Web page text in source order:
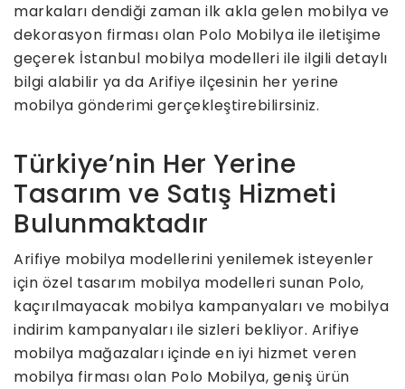
markaları dendiği zaman ilk akla gelen mobilya ve
dekorasyon firması olan Polo Mobilya ile iletişime
geçerek İstanbul mobilya modelleri ile ilgili detaylı
bilgi alabilir ya da Arifiye ilçesinin her yerine
mobilya gönderimi gerçekleştirebilirsiniz.
Türkiye’nin Her Yerine
Tasarım ve Satış Hizmeti
Bulunmaktadır
Arifiye mobilya modellerini yenilemek isteyenler
için özel tasarım mobilya modelleri sunan Polo,
kaçırılmayacak mobilya kampanyaları ve mobilya
indirim kampanyaları ile sizleri bekliyor. Arifiye
mobilya mağazaları içinde en iyi hizmet veren
mobilya firması olan Polo Mobilya, geniş ürün